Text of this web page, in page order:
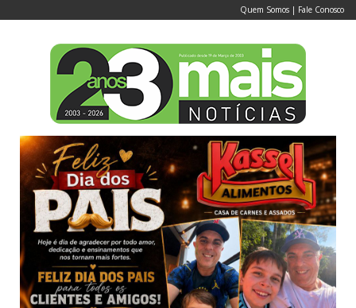
Quem Somos | Fale Conosco